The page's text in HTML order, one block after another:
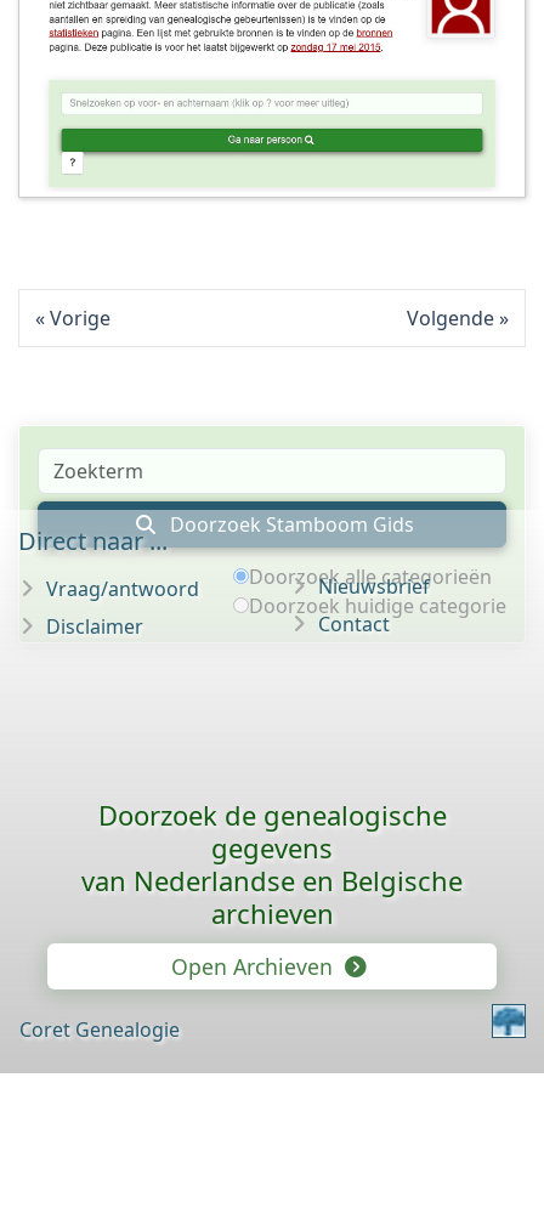
Vorige Volgende
Doorzoek Stamboom Gids
Doorzoek alle categorieën
Doorzoek huidige categorie
Direct naar ...
Vraag/antwoord
Disclaimer
Nieuwsbrief
Contact
Doorzoek de genealogische
gegevens
van Nederlandse en Belgische
archieven
Open Archieven
Coret Genealogie